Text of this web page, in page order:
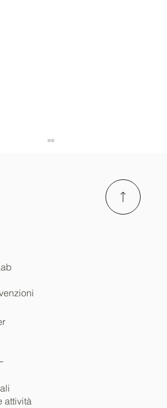
Lab APS protagonista a ESI
quattro progetti innovativi
Sciences International
attività